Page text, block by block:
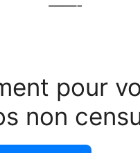
——-
pour
non